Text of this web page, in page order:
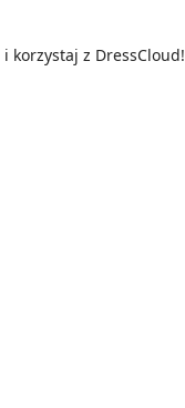
i korzystaj z DressCloud!